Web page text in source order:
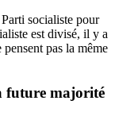
socialiste pour
est divisé, il y a
pas la même
future majorité